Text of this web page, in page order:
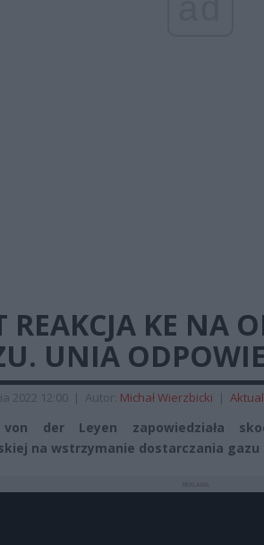
REAKCJA KE NA
UNIA ODPOWIE
2022 12:00 | Autor: Michał Wierzbicki |
der Leyen zapowiedziała
na wstrzymanie dostarczania gazu